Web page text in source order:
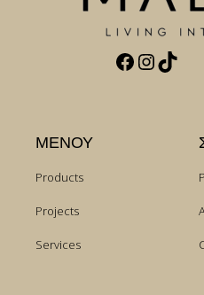
Facebook
TikTok
ΜΕΝΟΥ
Products
Projects
Services